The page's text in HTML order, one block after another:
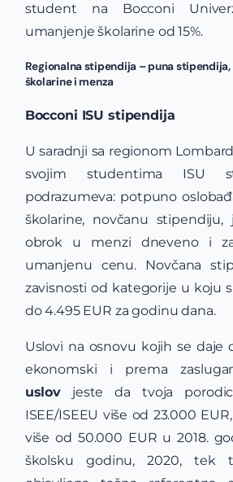
student na Bocconi
umanjenje školarine od 15%.
Regionalna stipendija – puna
školarine i menza
Bocconi ISU stipendija
U saradnji sa regionom
svojim studentima ISU
podrazumeva: potpuno
školarine, novčanu stipendiju,
obrok u menzi dneveno i
umanjenu cenu. Novčana
zavisnosti od kategorije u koju
do 4.495 EUR za godinu dana.
Uslovi na osnovu kojih se daje
ekonomski i prema
uslov jeste da tvoja
ISEE/ISEEU više od 23.000
više od 50.000 EUR u 2018.
školsku godinu, 2020, tek